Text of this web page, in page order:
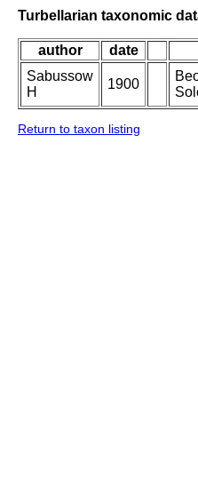
Turbellarian taxonomic
author date
Sabussow
H
1900
Return to taxon listing